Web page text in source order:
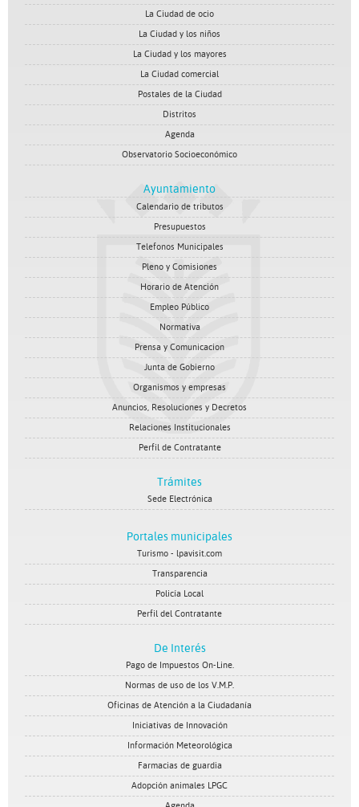
La Ciudad de ocio
La Ciudad y los niños
La Ciudad y los mayores
La Ciudad comercial
Postales de la Ciudad
Distritos
Agenda
Observatorio Socioeconómico
Ayuntamiento
Calendario de tributos
Presupuestos
Telefonos Municipales
Pleno y Comisiones
Horario de Atención
Empleo Público
Normativa
Prensa y Comunicacion
Junta de Gobierno
Organismos y empresas
Anuncios, Resoluciones y Decretos
Relaciones Institucionales
Perfil de Contratante
Trámites
Sede Electrónica
Portales municipales
Turismo - lpavisit.com
Transparencia
Policía Local
Perfil del Contratante
De Interés
Pago de Impuestos On-Line.
Normas de uso de los V.M.P.
Oficinas de Atención a la Ciudadanía
Iniciativas de Innovación
Información Meteorológica
Farmacias de guardia
Adopción animales LPGC